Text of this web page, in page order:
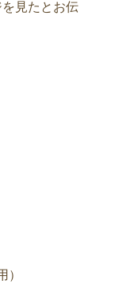
を見たとお伝